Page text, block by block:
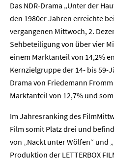
Das NDR-Drama „Unter der
den 1980er Jahren erreichte
vergangenen Mittwoch, 2.
Sehbeteiligung von über vier
einem Marktanteil von 14,2%
Kernzielgruppe der 14- bis 59-
Drama von Friedemann
Marktanteil von 12,7% und
Im Jahresranking des
Film somit Platz drei und
von „Nackt unter Wölfen“ und
Produktion der LETTERBOX